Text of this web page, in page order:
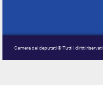
Camera dei deputati © Tutti i diritti riservati